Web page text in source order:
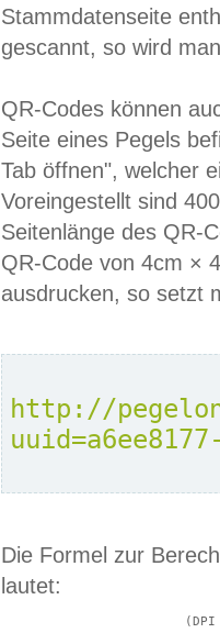
Stammdatenseite
gescannt, so wird
QR-Codes können
Seite eines Pegels
Tab öffnen", welcher
Voreingestellt sind
Seitenlänge des QR-
QR-Code von 4cm ×
ausdrucken, so setzt
http://
Die Formel zur
lautet: